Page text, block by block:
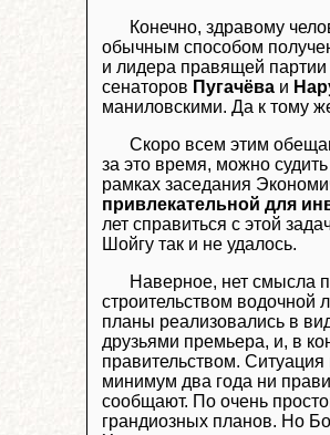
Конечно, здравому
обычным способом
и лидера правящей партии
сенаторов Пугачёва и
маниловскими. Да к тому
Скоро всем этим
за это время, можно
рамках заседания
привлекательной для
лет справиться с этой
Шойгу так и не удалось.
Наверное, нет смысла
строительством водочной
планы реализовались в
друзьями премьера, и, в
правительством.
минимум два года ни
сообщают. По очень
грандиозных планов. Но